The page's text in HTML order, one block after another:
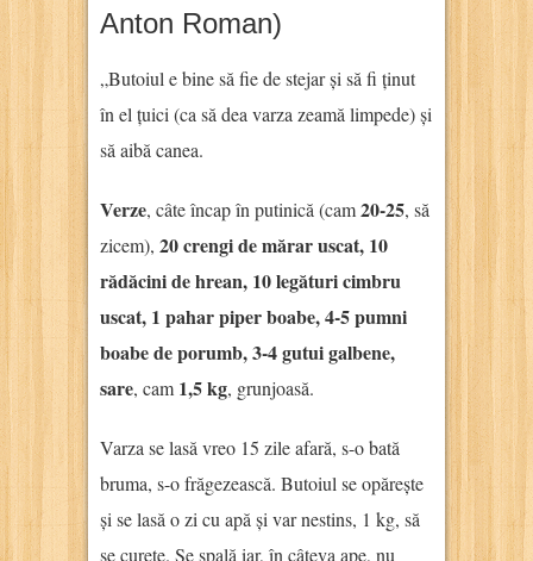
Anton Roman)
„Butoiul e bine să fie de stejar și să fi ținut
în el țuici (ca să dea varza zeamă limpede) și
să aibă canea.
Verze, câte încap în putinică (cam20-25, să
zicem), 20 crengi de mărar uscat, 10
rădăcini de hrean, 10 legături cimbru
uscat, 1 pahar piper boabe, 4-5 pumni
boabe de porumb, 3-4 gutui galbene,
sare, cam 1,5 kg, grunjoasă.
Varza se lasă vreo 15 zile afară, s-o bată
bruma, s-o frăgezească. Butoiul se opărește
și se lasă o zi cu apă și var nestins, 1 kg, să
se curețe. Se spală iar, în câteva ape, nu